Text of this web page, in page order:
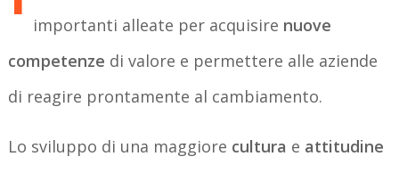
importanti alleate per acquisire nuove
competenze di valore e permettere alle aziende
di reagire prontamente al cambiamento.
Lo sviluppo di una maggiore cultura e attitudine